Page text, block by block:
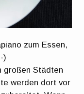
zum Essen,
)
großen Städten
werden dort vor